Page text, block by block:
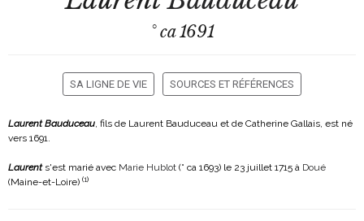
° ca 1691
SA LIGNE DE VIE SOURCES ET RÉFÉRENCES
Laurent Bauduceau, fils de Laurent Bauduceau et de Catherine Gallais, est né
vers 1691.
Laurents'est marié avec Marie Hublot (° ca 1693) le 23 juillet 1715 à Doué
(Maine-et-Loire) (1)